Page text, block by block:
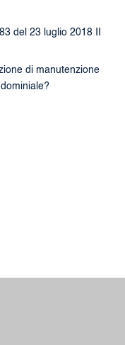
del 23 luglio 2018 II
di manutenzione